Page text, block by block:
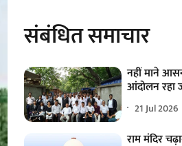
संबंधित समाचार
नहीं माने
आंदोलन रहा
21 Jul 2026
राम मंदिर